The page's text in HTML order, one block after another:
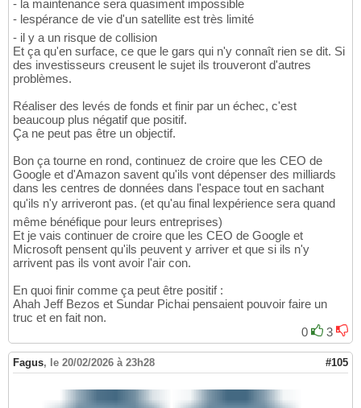
- la maintenance sera quasiment impossible
- lespérance de vie d'un satellite est très limité
- il y a un risque de collision
Et ça qu'en surface, ce que le gars qui n'y connaît rien se dit. Si
des investisseurs creusent le sujet ils trouveront d'autres
problèmes.
Réaliser des levés de fonds et finir par un échec, c'est
beaucoup plus négatif que positif.
Ça ne peut pas être un objectif.
Bon ça tourne en rond, continuez de croire que les CEO de
Google et d'Amazon savent qu'ils vont dépenser des milliards
dans les centres de données dans l'espace tout en sachant
qu'ils n'y arriveront pas. (et qu'au final lexpérience sera quand
même bénéfique pour leurs entreprises)
Et je vais continuer de croire que les CEO de Google et
Microsoft pensent qu'ils peuvent y arriver et que si ils n'y
arrivent pas ils vont avoir l'air con.
En quoi finir comme ça peut être positif :
Ahah Jeff Bezos et Sundar Pichai pensaient pouvoir faire un
truc et en fait non.
0
3
Fagus, le 20/02/2026 à 23h28 #105